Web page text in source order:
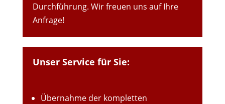
Durchführung. Wir freuen uns auf Ihre
Anfrage!
Unser Service für Sie:
Übernahme der kompletten